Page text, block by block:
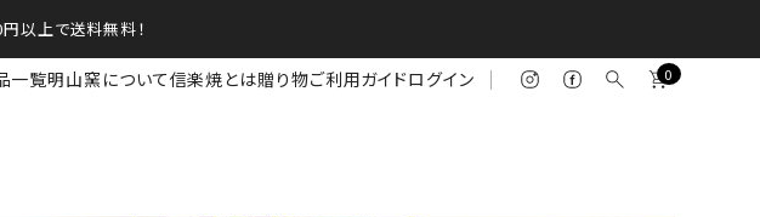
以上で送料無料！
一覧明山窯について信楽焼とは贈り物ご利用ガイドログイン 0